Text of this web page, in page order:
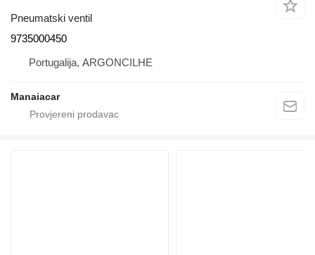
Pneumatski ventil
9735000450
Portugalija, ARGONCILHE
Manaiacar